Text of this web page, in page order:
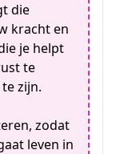
die
kracht en
je helpt
te
zijn.
zodat
leven in